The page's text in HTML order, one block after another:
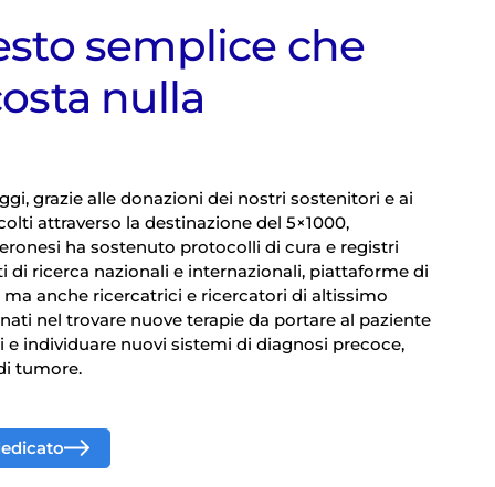
semplice che
nulla
grazie alle donazioni dei nostri sostenitori e ai
attraverso la destinazione del 5×1000,
ha sostenuto protocolli di cura e registri
di ricerca nazionali e internazionali, piattaforme di
ma anche ricercatrici e ricercatori di altissimo
nel trovare nuove terapie da portare al paziente
e individuare nuovi sistemi di diagnosi precoce,
tumore.